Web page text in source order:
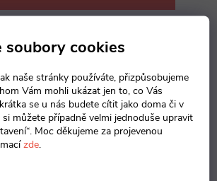
soubory cookies
naše stránky používáte, přizpůsobujeme
Vám mohli ukázat jen to, co Vás
se u nás budete cítit jako doma či v
si můžete případně velmi jednoduše upravit
Moc děkujeme za projevenou
zde.
Hlídací pes Sdílet